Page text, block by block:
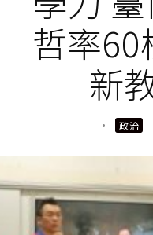
哲率60
新
· 政治